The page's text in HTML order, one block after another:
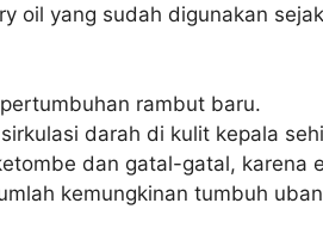
oil yang sudah digunakan
rambut baru.
darah di kulit kepala
dan gatal-gatal, karena
kemungkinan tumbuh